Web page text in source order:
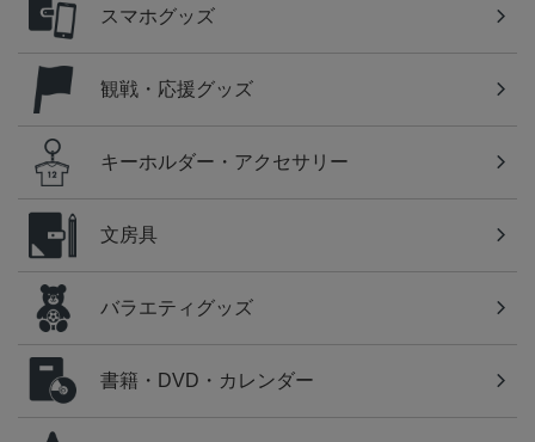
スマホグッズ
観戦・応援グッズ
キーホルダー・アクセサリー
文房具
バラエティグッズ
書籍・DVD・カレンダー